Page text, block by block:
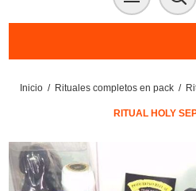
Inicio / Rituales completos en pack /
RITUAL HOLY